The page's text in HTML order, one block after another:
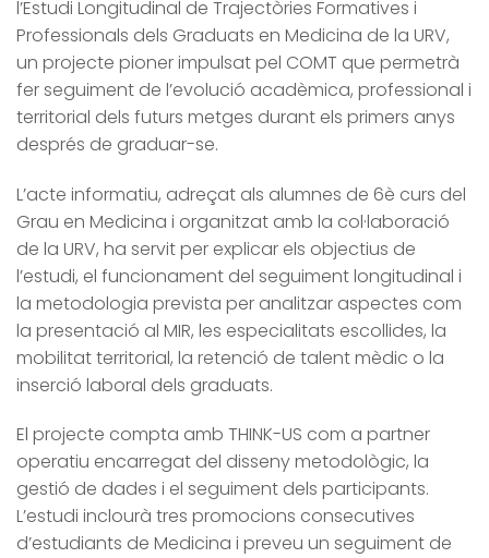
l’Estudi Longitudinal de Trajectòries Formatives i
Professionals dels Graduats en Medicina de la URV,
un projecte pioner impulsat pel COMT que permetrà
fer seguiment de l’evolució acadèmica, professional i
territorial dels futurs metges durant els primers anys
després de graduar-se.
L’acte informatiu, adreçat als alumnes de 6è curs del
Grau en Medicina i organitzat amb la col·laboració
de la URV, ha servit per explicar els objectius de
l’estudi, el funcionament del seguiment longitudinal i
la metodologia prevista per analitzar aspectes com
la presentació al MIR, les especialitats escollides, la
mobilitat territorial, la retenció de talent mèdic o la
inserció laboral dels graduats.
El projecte compta amb THINK-US com a partner
operatiu encarregat del disseny metodològic, la
gestió de dades i el seguiment dels participants.
L’estudi inclourà tres promocions consecutives
d’estudiants de Medicina i preveu un seguiment de